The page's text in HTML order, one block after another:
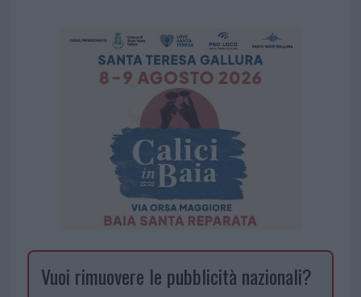
Vuoi rimuovere le pubblicità nazionali?